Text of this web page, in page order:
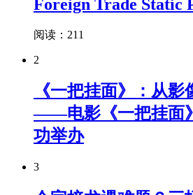
Foreign Trade Static
阅读：211
2
《一把挂面》：从
——电影《一把挂面
功举办
3